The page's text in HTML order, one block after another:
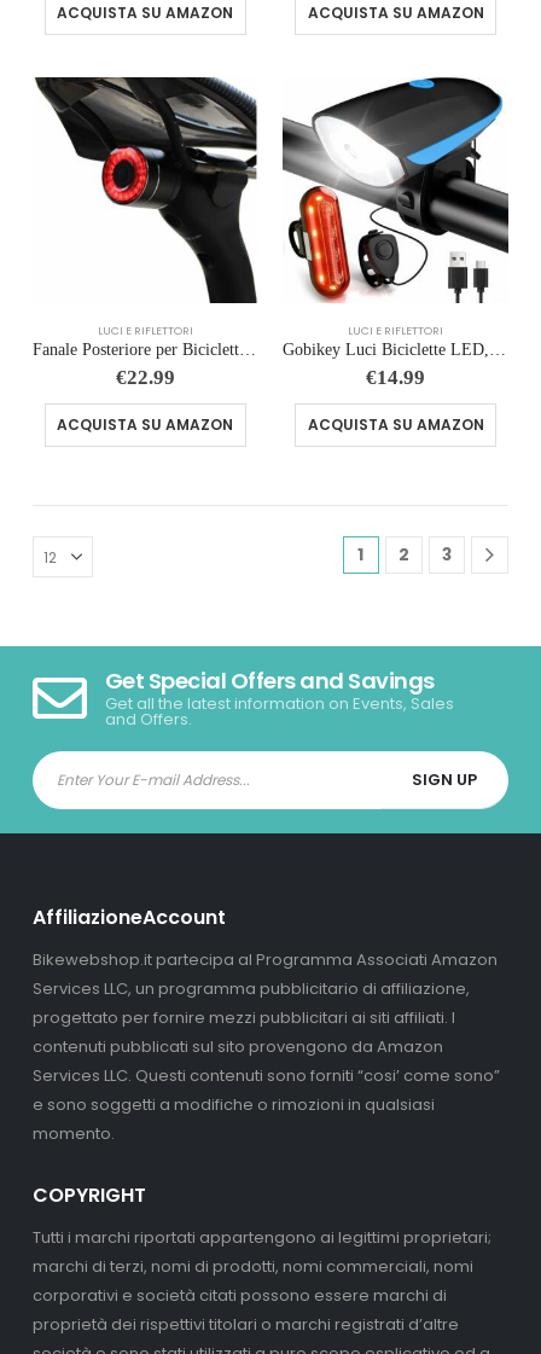
ACQUISTA SU AMAZON ACQUISTA SU AMAZON
LUCI E RIFLETTORI
Fanale Posteriore per Bicicletta, Ricarica USB Fanale Posteriore Freno Intelligente,Luci Posteriori Intelligenti con Rilevame
€22.99
ACQUISTA SU AMAZON
LUCI E RIFLETTORI
€14.99
ACQUISTA SU AMAZON
1 2 3
Get Special Offers and Savings
Get all the latest information on Events, Sales
and Offers.
AffiliazioneAccount
Bikewebshop.it partecipa al Programma Associati Amazon
Services LLC, un programma pubblicitario di affiliazione,
progettato per fornire mezzi pubblicitari ai siti affiliati. I
contenuti pubblicati sul sito provengono da Amazon
Services LLC. Questi contenuti sono forniti “cosi’ come sono”
e sono soggetti a modifiche o rimozioni in qualsiasi
momento.
COPYRIGHT
Tutti i marchi riportati appartengono ai legittimi proprietari;
marchi di terzi, nomi di prodotti, nomi commerciali, nomi
corporativi e società citati possono essere marchi di
proprietà dei rispettivi titolari o marchi registrati d’altre